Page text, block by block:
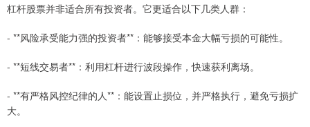
杠杆股票并非适合所有投资者。它更适合以下几类人群：
- **风险承受能力强的投资者**：能够接受本金大幅亏损的可能性。
- **短线交易者**：利用杠杆进行波段操作，快速获利离场。
- **有严格风控纪律的人**：能设置止损位，并严格执行，避免亏损扩
大。